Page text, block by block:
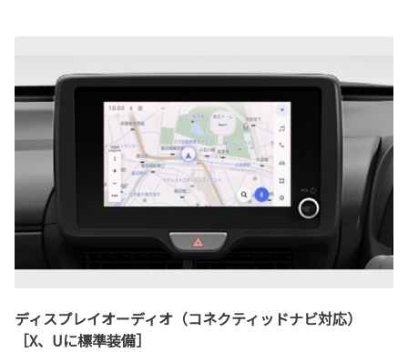
ディスプレイオーディオ（コネクティッドナビ対応）
［X、Uに標準装備］